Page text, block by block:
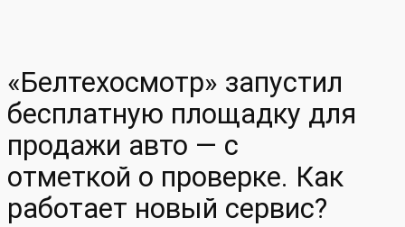
«Белтехосмотр» запустил
бесплатную площадку для
продажи авто — с
отметкой о проверке. Как
работает новый сервис?